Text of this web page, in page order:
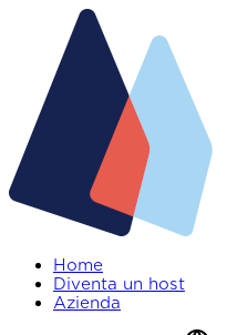
Home
Diventa un host
Azienda